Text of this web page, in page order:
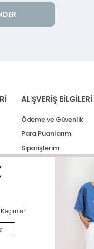
ALIŞVERİŞ BİLGİLERİ
Ödeme ve Güvenlik
Para Puanlarım
Siparişlerim